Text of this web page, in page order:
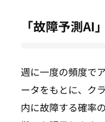
「故障予測AI
週に一度の頻度で
ータをもとに、ク
内に故障する確率